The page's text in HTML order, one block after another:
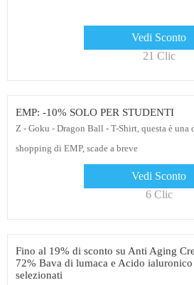
Vedi Sconto
21 Clic
EMP: -10% SOLO PER STUDENTI
Z - Goku - Dragon Ball - T-Shirt, questa è
shopping di EMP, scade a breve
Vedi Sconto
6 Clic
Fino al 19% di sconto su Anti Aging
72% Bava di lumaca e Acido
selezionati